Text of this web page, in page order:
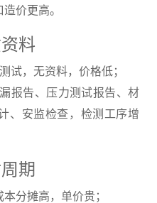
价更高。
料
试，无资料，价格低；
报告、压力测试报告、材
、安监检查，检测工序增
期
分摊高，单价贵；